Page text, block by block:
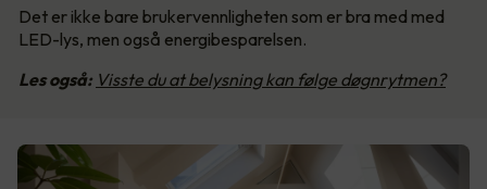
Det er ikke bare brukervennligheten som er bra med med
LED-lys, men også energibesparelsen.
Les også: Visste du at belysning kan følge døgnrytmen?